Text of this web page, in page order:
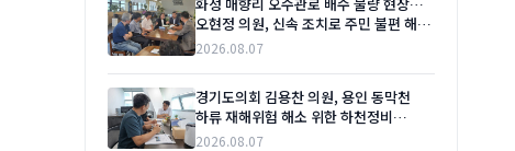
오현정 의원, 신속 조치로 주민 불편 해소
촉구
2026.08.07
경기도의회 김용찬 의원, 용인 동막천
하류 재해위험 해소 위한 하천정비
본격화 촉구
2026.08.07